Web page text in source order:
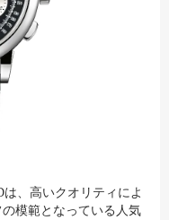
は、高いクオリティによ
模範となっている人気